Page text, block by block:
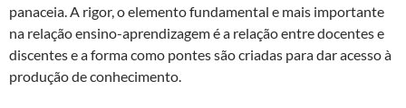
panaceia. A rigor, o elemento fundamental e mais importante
na relação ensino-aprendizagem é a relação entre docentes e
discentes e a forma como pontes são criadas para dar acesso à
produção de conhecimento.